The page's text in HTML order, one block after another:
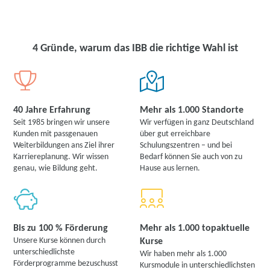
4 Gründe, warum das IBB die richtige Wahl ist
40 Jahre Erfahrung
Seit 1985 bringen wir unsere
Kunden mit passgenauen
Weiterbildungen ans Ziel ihrer
Karriereplanung. Wir wissen
genau, wie Bildung geht.
Mehr als 1.000 Standorte
Wir verfügen in ganz Deutschland
über gut erreichbare
Schulungszentren – und bei
Bedarf können Sie auch von zu
Hause aus lernen.
Bis zu 100 % Förderung
Unsere Kurse können durch
unterschiedlichste
Förderprogramme bezuschusst
Mehr als 1.000 topaktuelle
Kurse
Wir haben mehr als 1.000
Kursmodule in unterschiedlichsten